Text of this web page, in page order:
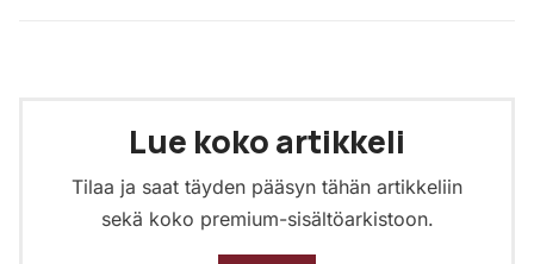
Lue koko artikkeli
Tilaa ja saat täyden pääsyn tähän artikkeliin
sekä koko premium-sisältöarkistoon.